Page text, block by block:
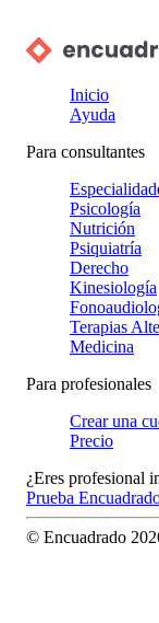
Inicio
Ayuda
Para consultantes
Psicología
Nutrición
Psiquiatría
Derecho
Kinesiología
Terapias
Medicina
Para profesionales
Crear una
Precio
¿Eres profesional
Prueba
© Encuadrado